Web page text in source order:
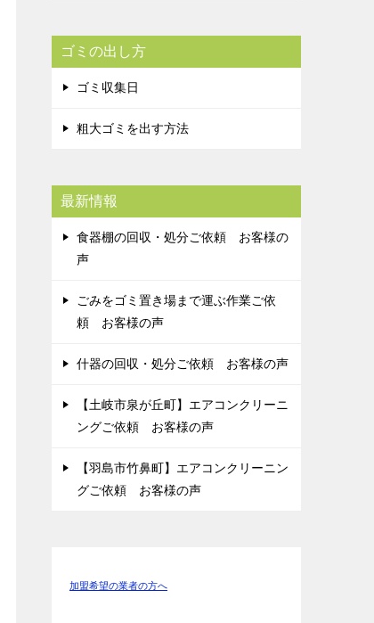
ゴミの出し方
ゴミ収集日
粗大ゴミを出す方法
最新情報
食器棚の回収・処分ご依頼 お客様の
声
ごみをゴミ置き場まで運ぶ作業ご依
頼 お客様の声
什器の回収・処分ご依頼 お客様の声
【土岐市泉が丘町】エアコンクリーニ
ングご依頼 お客様の声
【羽島市竹鼻町】エアコンクリーニン
グご依頼 お客様の声
加盟希望の業者の方へ